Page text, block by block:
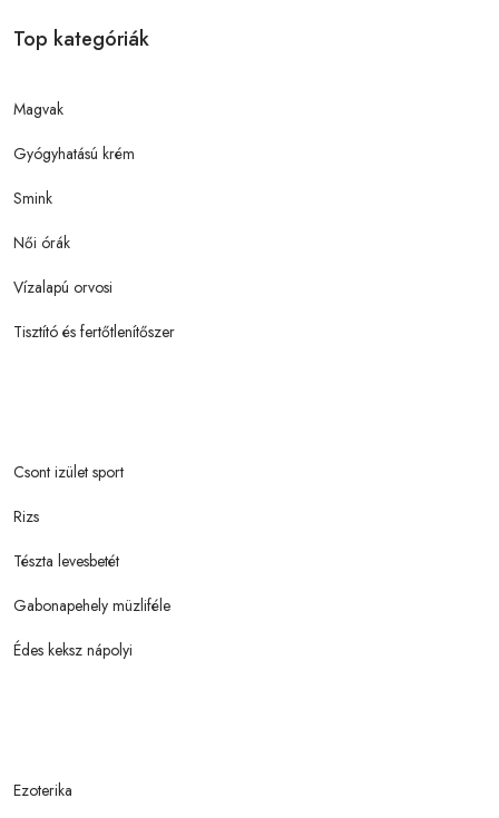
Top kategóriák
Magvak
Gyógyhatású krém
Smink
Női órák
Vízalapú orvosi
Tisztító és fertőtlenítőszer
Csont izület sport
Rizs
Tészta levesbetét
Gabonapehely müzliféle
Édes keksz nápolyi
Ezoterika